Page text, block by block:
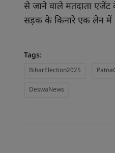
से जाने वाले मतदाता एजेंट
सड़क के किनारे एक लेन में
Tags:
BiharElection2025
DeswaNews